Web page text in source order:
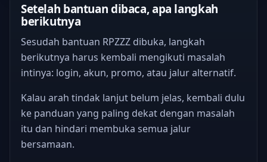
Setelah bantuan dibaca, apa langkah
berikutnya
Sesudah bantuan RPZZZ dibuka, langkah
berikutnya harus kembali mengikuti masalah
intinya: login, akun, promo, atau jalur alternatif.
Kalau arah tindak lanjut belum jelas, kembali dulu
ke panduan yang paling dekat dengan masalah
itu dan hindari membuka semua jalur
bersamaan.